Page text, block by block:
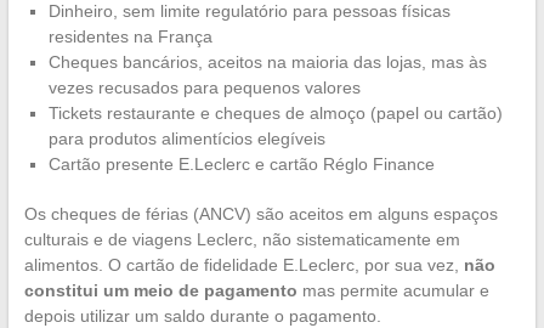
Dinheiro, sem limite regulatório para pessoas físicas
residentes na França
Cheques bancários, aceitos na maioria das lojas, mas às
vezes recusados para pequenos valores
Tickets restaurante e cheques de almoço (papel ou cartão)
para produtos alimentícios elegíveis
Cartão presente E.Leclerc e cartão Réglo Finance
Os cheques de férias (ANCV) são aceitos em alguns espaços
culturais e de viagens Leclerc, não sistematicamente em
alimentos. O cartão de fidelidade E.Leclerc, por sua vez, não
constitui um meio de pagamento mas permite acumular e
depois utilizar um saldo durante o pagamento.